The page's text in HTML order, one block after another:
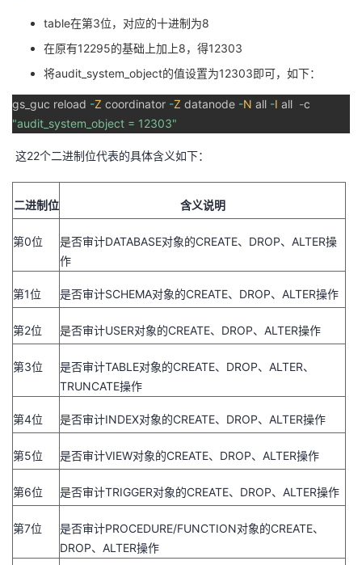
table在第3位，对应的十进制为8
在原有12295的基础上加上8，得12303
将audit_system_object的值设置为12303即可，如下：
gs_guc reload -Z coordinator -Z datanode -N all -I all -c
"audit_system_object = 12303"
这22个二进制位代表的具体含义如下：
二进制位 含义说明
第0位 是否审计DATABASE对象的CREATE、 DROP、 ALTER操
作
第1位 是否审计SCHEMA对象的CREATE、 DROP、 ALTER操作
第2位 是否审计USER对象的CREATE、 DROP、 ALTER操作
第3位 是否审计TABLE对象的CREATE、 DROP、 ALTER、
TRUNCATE操作
第4位 是否审计INDEX对象的CREATE、 DROP、 ALTER操作
第5位 是否审计VIEW对象的CREATE、 DROP、 ALTER操作
第6位 是否审计TRIGGER对象的CREATE、 DROP、 ALTER操作
第7位 是否审计PROCEDURE/FUNCTION对象的CREATE、
DROP、 ALTER操作